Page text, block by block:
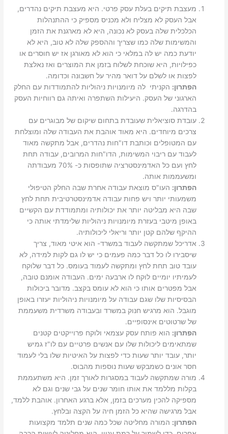
מעצבת תיקים בעלת עסק פרטי. היא מעצבת תיקים נהדרים,
אבל העסק לא מצליח ולא מכניס מספיק כי ההתנהלות
הכלכלית שלה בעסק לא נכונה, היא לא מארגנת את הזמן
והמשימות שלה כמו שצריך וההספק שלה לא טוב, היא לא
יודעת כמה יש לה במלאי כי הוא לא מאורגן אז יש חוסרים או
כפילויות, היא שוכחת לשלוח בזמן את המוצרים ואז נאלצת
לפצות או לשלם על דואר מהיר על חשבונה וכדומה.
הפתרון: הקניתי לה מיומנויות ניהוליות להתמודדות עם החלק
הארגוני של העסק. היעילות השתפרה ואיתה גם רווחיות העסק
בהדרגה.
עובדת סוציאלית שעובדת בתחום שיקום של מבוגרים עם
צרכים מיוחדים. היא מאוד אוהבת את העבודה שלה ומוצלחת
עם המטופלים וכותבת דו"חות נהדרים, אבל מתקשה מאוד
לעבוד עם ריבוי המשימות, הדו"חות המרובים, עבודה תחת
לחץ ועם כל האדמינסטרציה שתופסות כ- 70% מעבודתה
ומשעממות אותה.
הפתרון: העו"ס מוצאת עבודה אחרת שבה החלק הטיפולי
משמעותי יותר ויש פחות עבודה אדמינסטרטיבית תחת לחץ
שבה היא מבליטה יותר את יכולותיה ומתמודדת עם הקשיים
באופן מיטבי בעזרת מיומנויות ניהוליות שלימדתי אותה כי
ההיקף שלהם קטן יותר וריאלי ליכולותיה.
אדריכל שמתקשה לעבוד במשרד- הוא איטי מאוד, צריך
שיסבירו לו כל דבר כמה פעמים כי יש לו גם לקות למידה, לא
עובד טוב תחת לחץ ומתקשה לעמוד בעומס. כל דבר שלוקח
לעמיתיו יומיים לוקח לו ארבעה ימים. העבודה אומנם טובה,
אבל מפטרים אותו כי הוא לא עומס בקצב. מדובר ביכולות
הבסיסיות שלו שגם עבודה על מיומנויות ניהוליות יעזרו באופן
מוגבל. הוא מרגיש חנוק במשרד ובעבודה משרדית משעממת
של שרטוטים אינסופיים.
הפתרון: הוא פותח עסק עצמאי ולוקח פרוייקטים קטנים
שמתאימים ליכולות שלו עם אנשים פרטיים עם לו"ז גמיש
יותר, עובד יותר שעות כדי לפצות על האיטיות שלו בלי לעמוד
חסר אונים כשמבקש שעות נוספות מהבוס.
מורה שמתקשה לעבוד במסגרות לאורך זמן. היא משתעממת
בקלות מללמד את אותו חומר שנים על גבי שנים וגם לא
מספיקה להכין מערכים בזמן, אלא ברגע האחרון. אוהבת ללמד,
אבל מרגישה שהיא כל הזמן חיה על הקצה ובלחץ.
הפתרון: המורה מחליטה שכל כמה שנים תלמד מקצועות